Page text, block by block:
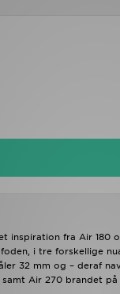
inspiration fra Air 180
i tre forskellige
32 mm og – deraf
Air 270 brandet